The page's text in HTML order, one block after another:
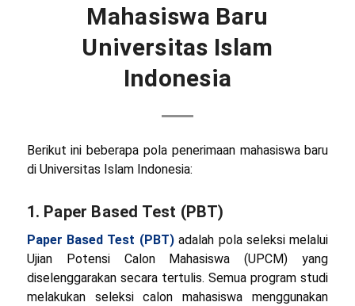
Mahasiswa Baru
Universitas Islam
Indonesia
Berikut ini beberapa pola penerimaan mahasiswa baru
di Universitas Islam Indonesia:
1. Paper Based Test (PBT)
Paper Based Test (PBT)adalah pola seleksi melalui
Ujian Potensi Calon Mahasiswa (UPCM) yang
diselenggarakan secara tertulis. Semua program studi
melakukan seleksi calon mahasiswa menggunakan